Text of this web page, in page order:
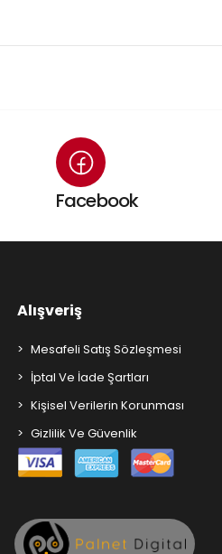
Facebook
Alışveriş
Mesafeli Satış Sözleşmesi
İptal Ve İade Şartları
Kişisel Verilerin Korunması
Gizlilik Ve Güvenlik